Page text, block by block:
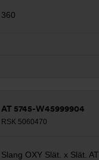
360
AT 5745-W45999904
RSK 5060470
Slang OXY Slät. x Slät. AT